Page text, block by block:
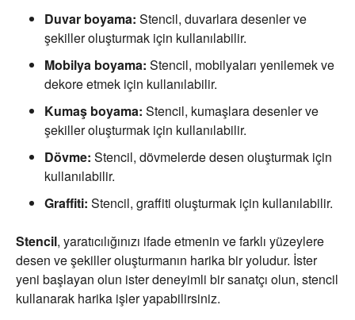
Duvar boyama: Stencil, duvarlara desenler ve
şekiller oluşturmak için kullanılabilir.
Mobilya boyama: Stencil, mobilyaları yenilemek ve
dekore etmek için kullanılabilir.
Kumaş boyama: Stencil, kumaşlara desenler ve
şekiller oluşturmak için kullanılabilir.
Dövme: Stencil, dövmelerde desen oluşturmak için
kullanılabilir.
Graffiti: Stencil, graffiti oluşturmak için kullanılabilir.
Stencil, yaratıcılığınızı ifade etmenin ve farklı yüzeylere
desen ve şekiller oluşturmanın harika bir yoludur. İster
yeni başlayan olun ister deneyimli bir sanatçı olun, stencil
kullanarak harika işler yapabilirsiniz.